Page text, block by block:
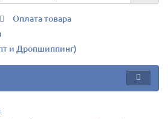
Оплата товара
и Дропшиппинг)